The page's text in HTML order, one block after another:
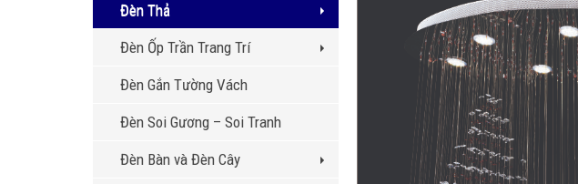
Đèn Thả
Đèn Ốp Trần Trang Trí
Đèn Gắn Tường Vách
Đèn Soi Gương – Soi Tranh
Đèn Bàn và Đèn Cây